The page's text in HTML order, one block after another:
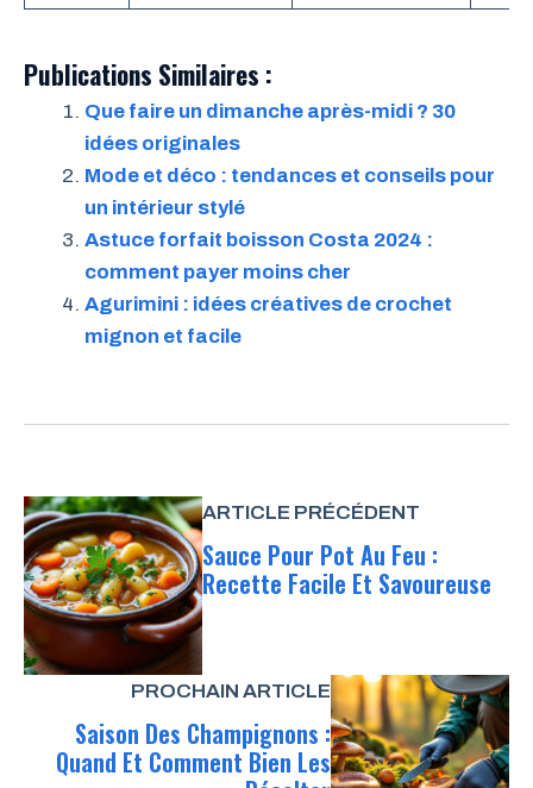
Publications Similaires :
Que faire un dimanche après-midi ? 30
idées originales
Mode et déco : tendances et conseils pour
un intérieur stylé
Astuce forfait boisson Costa 2024 :
comment payer moins cher
Agurimini : idées créatives de crochet
mignon et facile
ARTICLE PRÉCÉDENT
Sauce Pour Pot Au Feu :
Recette Facile Et Savoureuse
PROCHAIN ARTICLE
Saison Des Champignons :
Quand Et Comment Bien Les